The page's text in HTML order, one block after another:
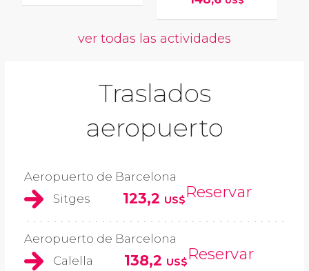
ver todas las actividades
Traslados
aeropuerto
Aeropuerto de Barcelona
Sitges
123,2 US$Reservar
Aeropuerto de Barcelona
Calella
138,2 US$Reservar